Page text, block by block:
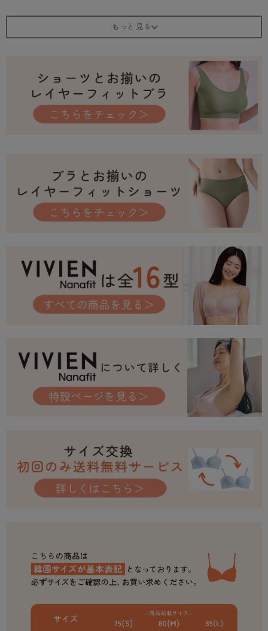
■動きに寄り添うストレッチ素材
伸縮性に優れた生地が体のラインに自然にフィット。コンパクトな着け心
極力段差を抑えた最小限の縫製のフラット仕様で、トップスの上からも響
「初めてのブランドはサイズが合うか心配…」
「初回サイズ交換
「お問い合わせフォーム」までお気
軽にご連絡ください。
【サイズ】
ブラ：75(S)、80(M)、85(L)
ブラ：ナイロン67%、ポリウレタン33%
ショーツ：ナイロン67%、ポリウレタン33%
※商品画像はできる限り実物の色に近づけるよう調整しておりますが、 ご
覧になる環境（PCのモニタ設定やスマホ画面シール等）により 実物と色